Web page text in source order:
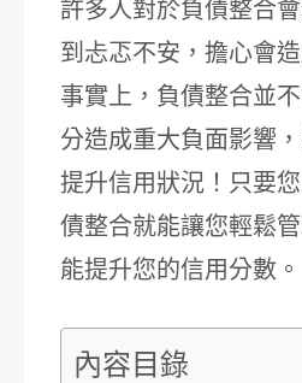
許多人對於負債整合
到忐忑不安，擔心會
事實上，負債整合並
分造成重大負面影響
提升信用狀況！只要
債整合就能讓您輕鬆
能提升您的信用分數。
內容目錄